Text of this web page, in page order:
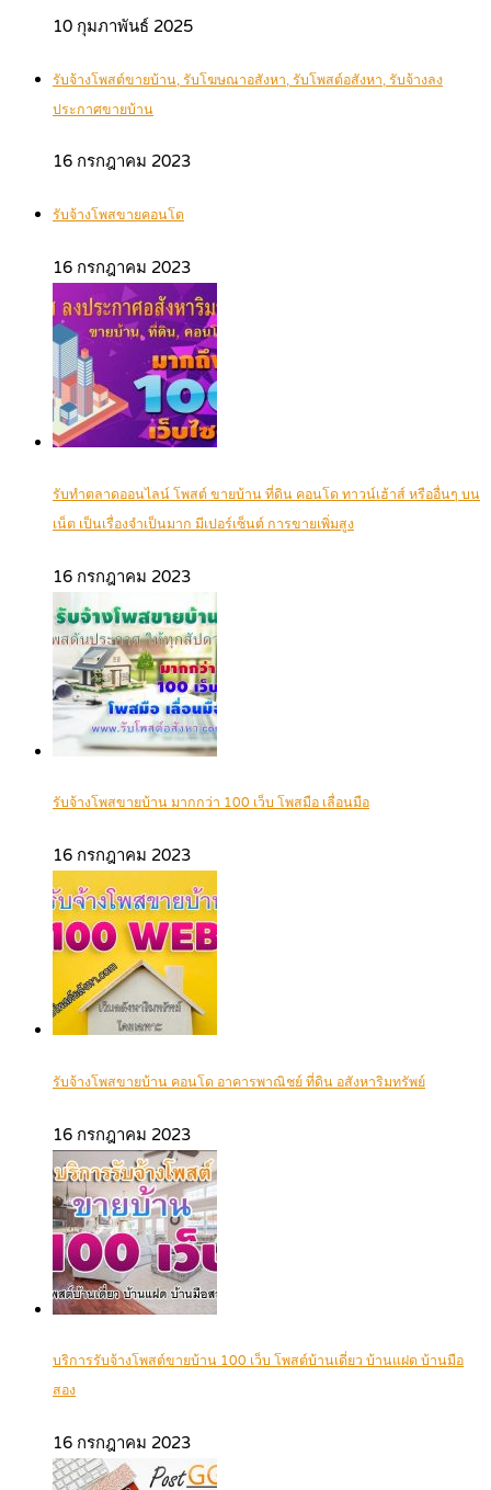
10 กุมภาพันธ์ 2025
รับจ้างโพสต์ขายบ้าน, รับโฆษณาอสังหา, รับโพสต์อสังหา, รับจ้างลง
ประกาศขายบ้าน
16 กรกฎาคม 2023
รับจ้างโพสขายคอนโด
16 กรกฎาคม 2023
รับทำตลาดออนไลน์ โพสต์ ขายบ้าน ที่ดิน คอนโด ทาวน์เฮ้าส์ หรืออื่นๆ บน
เน็ต เป็นเรื่องจำเป็นมาก มีเปอร์เซ็นต์ การขายเพิ่มสูง
16 กรกฎาคม 2023
รับจ้างโพสขายบ้าน มากกว่า 100 เว็บ โพสมือ เลื่อนมือ
16 กรกฎาคม 2023
รับจ้างโพสขายบ้าน คอนโด อาคารพาณิชย์ ที่ดิน อสังหาริมทรัพย์
16 กรกฎาคม 2023
บริการรับจ้างโพสต์ขายบ้าน 100 เว็บ โพสต์บ้านเดี่ยว บ้านแฝด บ้านมือ
สอง
16 กรกฎาคม 2023